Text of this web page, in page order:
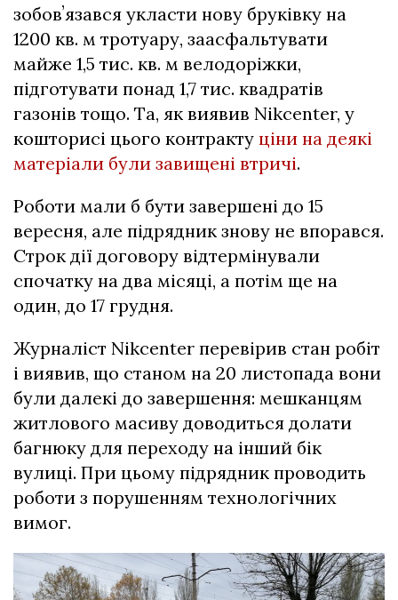
зобовʼязався укласти нову бруківку на
1200 кв. м тротуару, заасфальтувати
майже 1,5 тис. кв. м велодоріжки,
підготувати понад 1,7 тис. квадратів
газонів тощо. Та, як виявив Nikcenter, у
кошторисі цього контракту ціни на деякі
матеріали були завищені втричі.
Роботи мали б бути завершені до 15
вересня, але підрядник знову не впорався.
Строк дії договору відтермінували
спочатку на два місяці, а потім ще на
один, до 17 грудня.
Журналіст Nikcenter перевірив стан робіт
і виявив, що станом на 20 листопада вони
були далекі до завершення: мешканцям
житлового масиву доводиться долати
багнюку для переходу на інший бік
вулиці. При цьому підрядник проводить
роботи з порушенням технологічних
вимог.